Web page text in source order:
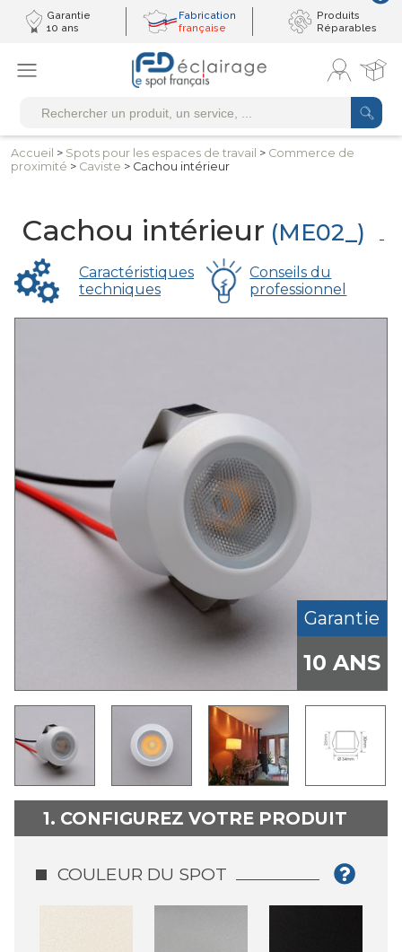
Garantie
10 ans
Fabrication
française
Produits
Réparables
Accueil > Spots pour les espaces de travail > Commerce de
proximité > Caviste > Cachou intérieur
Cachou intérieur (ME02_)
Caractéristiques
techniques
Conseils du
professionnel
Garantie
10 ANS
1. CONFIGUREZ VOTRE PRODUIT
COULEUR DU SPOT